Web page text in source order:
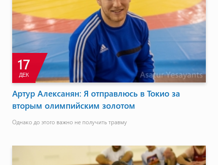
17
ДЕК
Артур Алексанян: Я отправлюсь в Токио за
вторым олимпийским золотом
Однако до этого важно не получить травму